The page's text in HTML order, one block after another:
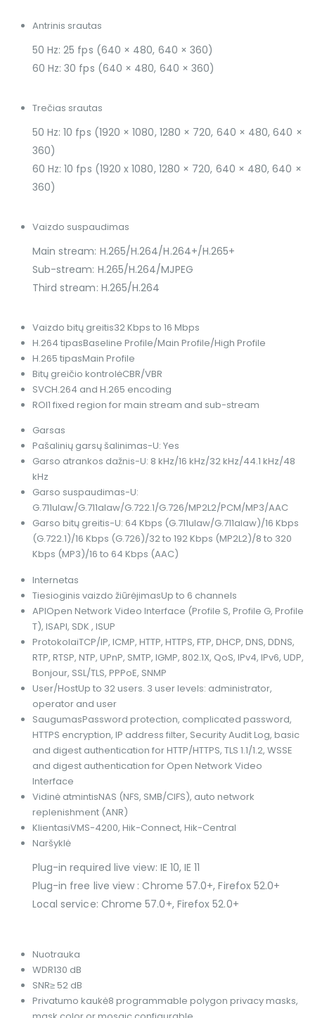
Antrinis srautas
50 Hz: 25 fps (640 × 480, 640 × 360)
60 Hz: 30 fps (640 × 480, 640 × 360)
Trečias srautas
50 Hz: 10 fps (1920 × 1080, 1280 × 720, 640 × 480, 640 ×
360)
60 Hz: 10 fps (1920 x 1080, 1280 × 720, 640 × 480, 640 ×
360)
Vaizdo suspaudimas
Main stream: H.265/H.264/H.264+/H.265+
Sub-stream: H.265/H.264/MJPEG
Third stream: H.265/H.264
Vaizdo bitų greitis32 Kbps to 16 Mbps
H.264 tipasBaseline Profile/Main Profile/High Profile
H.265 tipasMain Profile
Bitų greičio kontrolėCBR/VBR
SVCH.264 and H.265 encoding
ROI1 fixed region for main stream and sub-stream
Garsas
Pašalinių garsų šalinimas-U: Yes
Garso atrankos dažnis-U: 8 kHz/16 kHz/32 kHz/44.1 kHz/48
kHz
Garso suspaudimas-U:
G.711ulaw/G.711alaw/G.722.1/G.726/MP2L2/PCM/MP3/AAC
Garso bitų greitis-U: 64 Kbps (G.711ulaw/G.711alaw)/16 Kbps
(G.722.1)/16 Kbps (G.726)/32 to 192 Kbps (MP2L2)/8 to 320
Kbps (MP3)/16 to 64 Kbps (AAC)
Internetas
Tiesioginis vaizdo žiūrėjimasUp to 6 channels
APIOpen Network Video Interface (Profile S, Profile G, Profile
T), ISAPI, SDK , ISUP
ProtokolaiTCP/IP, ICMP, HTTP, HTTPS, FTP, DHCP, DNS, DDNS,
RTP, RTSP, NTP, UPnP, SMTP, IGMP, 802.1X, QoS, IPv4, IPv6, UDP,
Bonjour, SSL/TLS, PPPoE, SNMP
User/HostUp to 32 users. 3 user levels: administrator,
operator and user
SaugumasPassword protection, complicated password,
HTTPS encryption, IP address filter, Security Audit Log, basic
and digest authentication for HTTP/HTTPS, TLS 1.1/1.2, WSSE
and digest authentication for Open Network Video
Interface
Vidinė atmintisNAS (NFS, SMB/CIFS), auto network
replenishment (ANR)
KlientasiVMS-4200, Hik-Connect, Hik-Central
Naršyklė
Plug-in required live view: IE 10, IE 11
Plug-in free live view : Chrome 57.0+, Firefox 52.0+
Local service: Chrome 57.0+, Firefox 52.0+
Nuotrauka
WDR130 dB
SNR≥ 52 dB
Privatumo kaukė8 programmable polygon privacy masks,